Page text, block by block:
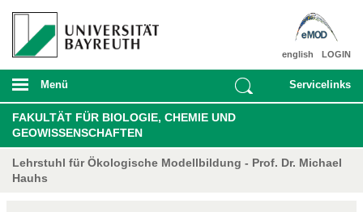
LOGIN
english
Menü Servicelinks
FAKULTÄT FÜR BIOLOGIE, CHEMIE UND
GEOWISSENSCHAFTEN
Lehrstuhl für Ökologische Modellbildung - Prof. Dr. Michael
Hauhs